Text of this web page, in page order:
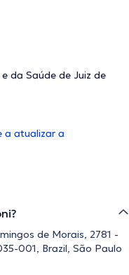
da Saúde de Juiz de
a atualizar a
de Morais, 2781 -
001, Brazil, São Paulo